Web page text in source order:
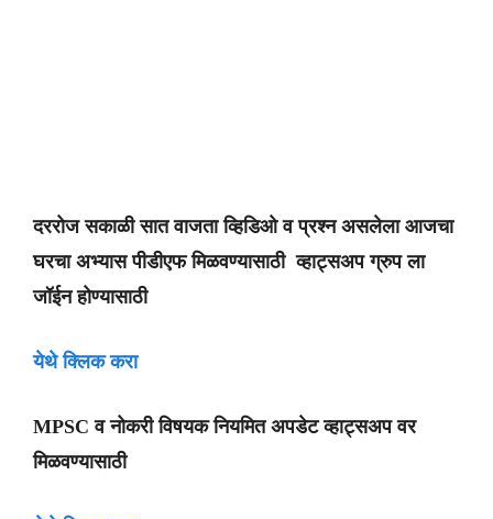
दररोज सकाळी सात वाजता व्हिडिओ व प्रश्न असलेला आजचा
घरचा अभ्यास पीडीएफ मिळवण्यासाठी व्हाट्सअप ग्रुप ला
जॉईन होण्यासाठी
येथे क्लिक करा
MPSC व नोकरी विषयक नियमित अपडेट व्हाट्सअप वर
मिळवण्यासाठी